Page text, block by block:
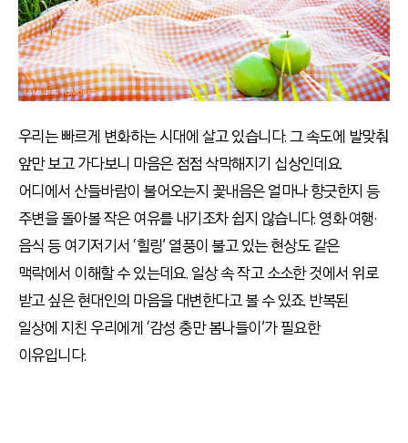
우리는 빠르게 변화하는 시대에 살고 있습니다. 그 속도에 발맞춰
앞만 보고 가다보니 마음은 점점 삭막해지기 십상인데요.
어디에서 산들바람이 불어오는지 꽃내음은 얼마나 향긋한지 등
주변을 돌아볼 작은 여유를 내기조차 쉽지 않습니다. 영화·여행·
음식 등 여기저기서 ‘힐링’ 열풍이 불고 있는 현상도 같은
맥락에서 이해할 수 있는데요. 일상 속 작고 소소한 것에서 위로
받고 싶은 현대인의 마음을 대변한다고 볼 수 있죠. 반복된
일상에 지친 우리에게 ‘감성 충만 봄나들이’가 필요한
이유입니다.